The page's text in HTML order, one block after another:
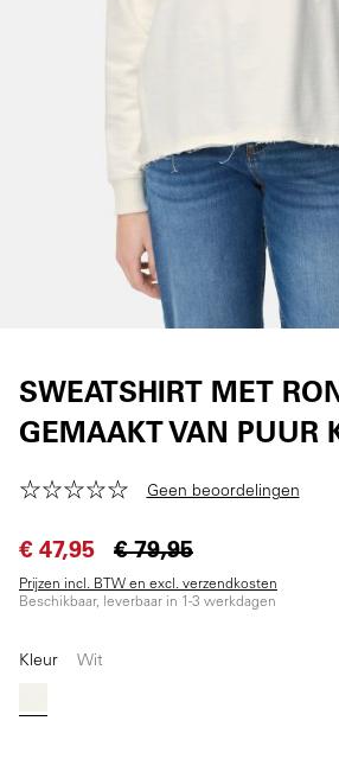
SWEATSHIRT MET
GEMAAKT VAN PUUR
Geen beoordelingen
€ 47,95 € 79,95
Prijzen incl. BTW en excl. verzendkosten
Beschikbaar, leverbaar in 1-3 werkdagen
Kleur Wit
Wit